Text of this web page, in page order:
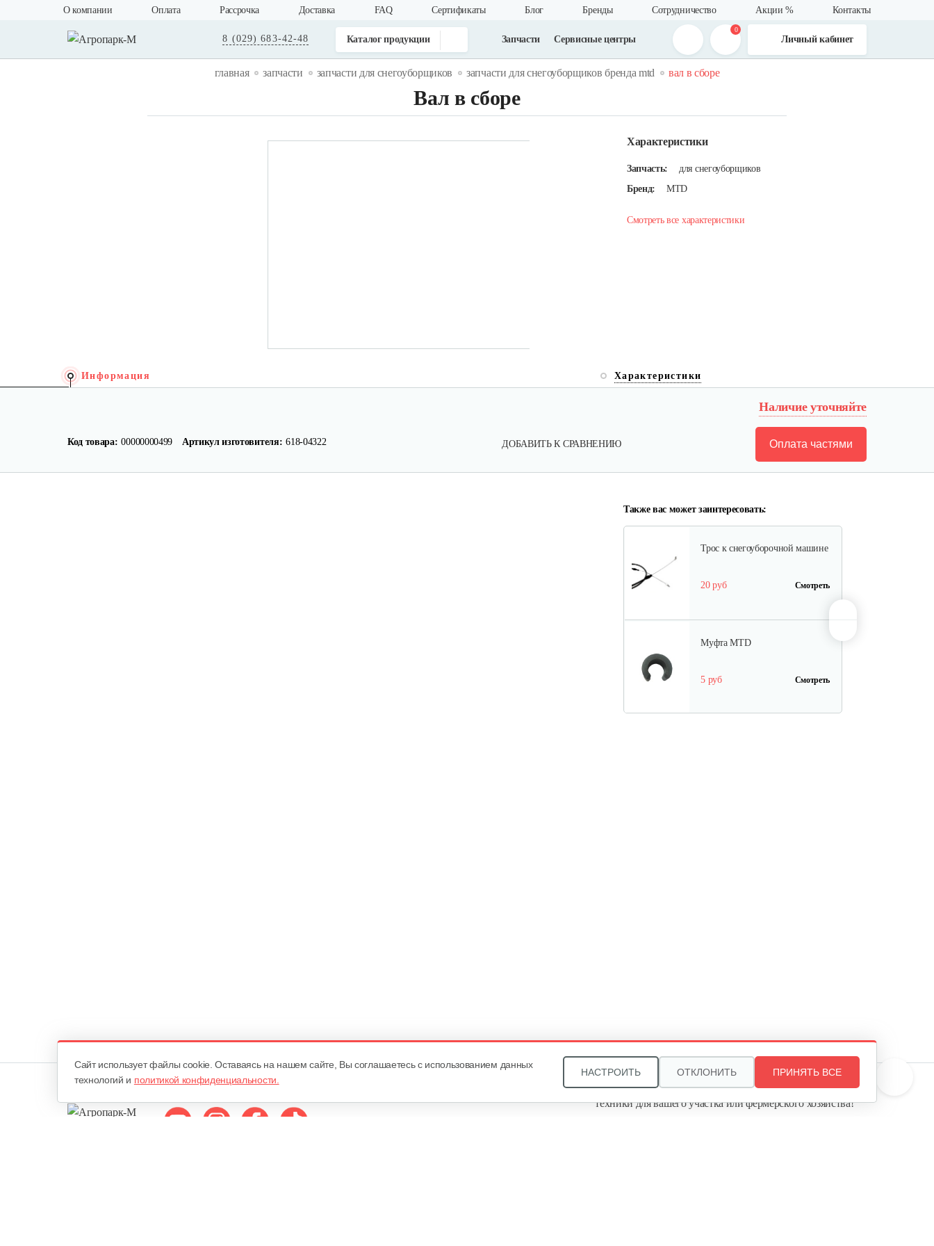
О компании Оплата Рассрочка Доставка FAQ Cертификаты Блог Бренды Сотрудничество Акции % Контакты
8 (029) 683-42-48 Каталог продукции Запчасти Сервисные центры
0
Личный кабинет
главная запчасти запчасти для снегоуборщиков запчасти для снегоуборщиков бренда mtd вал в сборе
Вал в сборе
Характеристики
Запчасть:
для снегоуборщиков
Бренд:
MTD
Смотреть все характеристики
Информация Характеристики
Наличие уточняйте
Код товара: 00000000499 Артикул изготовителя: 618-04322 ДОБАВИТЬ К СРАВНЕНИЮ Оплата частями
Также вас может заинтересовать:
Трос к снегоуборочной машине
20 руб Смотреть
Муфта MTD
5 руб Смотреть
25 руб Смотреть
Звоните, и мы поможем подобрать идеальный вариант
техники для вашего участка или фермерского хозяйства!
Cайт использует файлы cookie. Оставаясь на нашем сайте, Вы соглашаетесь с использованием данных
технологий и политикой конфиденциальности.
НАСТРОИТЬ ОТКЛОНИТЬ ПРИНЯТЬ ВСЕ